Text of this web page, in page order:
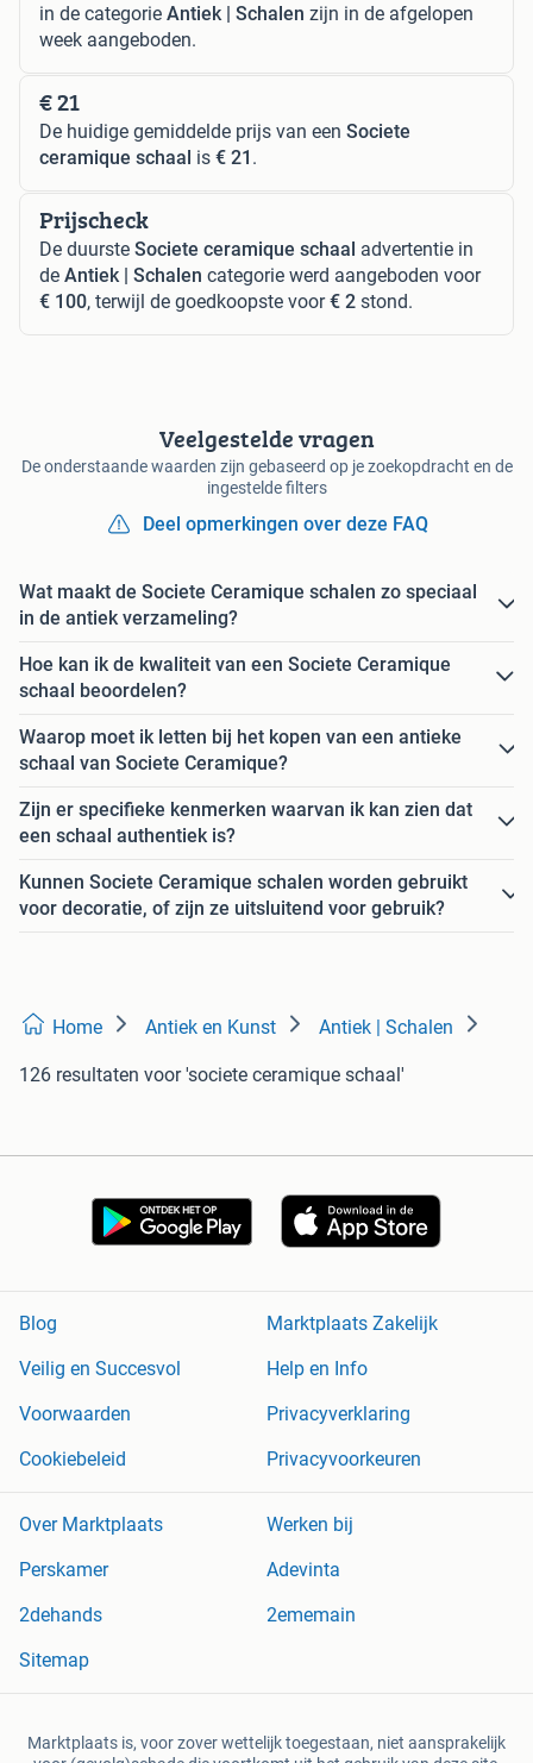
in de categorie Antiek | Schalen zijn in de afgelopen
week aangeboden.
€ 21
De huidige gemiddelde prijs van een Societe
ceramique schaal is € 21 .
Prijscheck
De duurste Societe ceramique schaal advertentie in
de Antiek | Schalen categorie werd aangeboden voor
€ 100, terwijl de goedkoopste voor€ 2 stond.
Veelgestelde vragen
De onderstaande waarden zijn gebaseerd op je zoekopdracht en de
ingestelde filters
Deel opmerkingen over deze FAQ
Wat maakt de Societe Ceramique schalen zo speciaal
in de antiek verzameling?
Hoe kan ik de kwaliteit van een Societe Ceramique
schaal beoordelen?
Waarop moet ik letten bij het kopen van een antieke
schaal van Societe Ceramique?
Zijn er specifieke kenmerken waarvan ik kan zien dat
een schaal authentiek is?
Kunnen Societe Ceramique schalen worden gebruikt
voor decoratie, of zijn ze uitsluitend voor gebruik?
Home Antiek en Kunst Antiek | Schalen
126 resultaten voor 'societe ceramique schaal'
Blog
Marktplaats Zakelijk
Veilig en Succesvol
Help en Info
Voorwaarden
Privacyverklaring
Cookiebeleid
Privacyvoorkeuren
Over Marktplaats
Werken bij
Perskamer
Adevinta
2dehands
2ememain
Sitemap
Marktplaats is, voor zover wettelijk toegestaan, niet aansprakelijk